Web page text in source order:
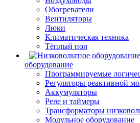
Обогреватели
Вентиляторы
Люки
Климатическая техника
Тёплый пол
оборудование
Программируемые
Регуляторы реактивной
Аккумуляторы
Реле и таймеры
Трансформаторы
Модульное оборудование